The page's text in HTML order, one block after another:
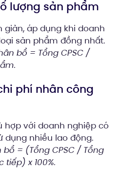
lượng sản phẩm
giản, áp dụng khi doanh
sản phẩm đồng nhất.
bổ = Tổng CPSC /
phí nhân công
hợp với doanh nghiệp có
dụng nhiều lao động.
bổ = (Tổng CPSC / Tổng
x 100%.